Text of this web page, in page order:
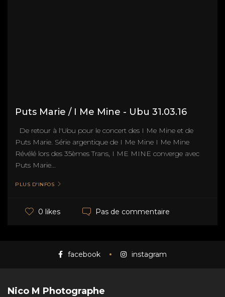
Puts Marie / I Me Mine - Ubu 31.03.16
De retour à l'Ubu pour le concert des I Me Mine et de
Puts Marie. Série argentique de I Me Mine I Me Mine
Révélé lors des 35èmes Trans, I ME MINE converge avec
Puts Marie...
PLUS D'INFOS
0 likes Pas de commentaire
facebook instagram
Nico M Photographe